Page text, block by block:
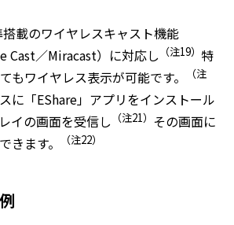
載のワイヤレスキャスト機能
Cast／Miracast）に対応し （注19） 特
もワイヤレス表示が可能です。
（注
に「EShare」アプリをインストール
イの画面を受信し （注21） その画面に
きます。
（注22）